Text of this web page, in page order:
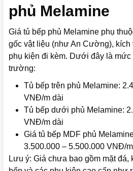
phủ Melamine
Giá tủ bếp phủ Melamine phụ
gốc vật liệu (như An Cường),
phụ kiện đi kèm. Dưới đây là mức
trường:
Tủ bếp trên phủ Melamine:
VNĐ/m dài
Tủ bếp dưới phủ Melamine:
VNĐ/m dài
Giá tủ bếp MDF phủ
3.500.000 – 5.500.000 VNĐ/
Lưu ý: Giá chưa bao gồm mặt